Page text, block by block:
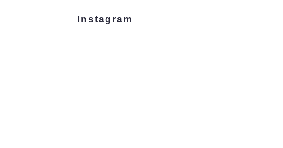
Instagram